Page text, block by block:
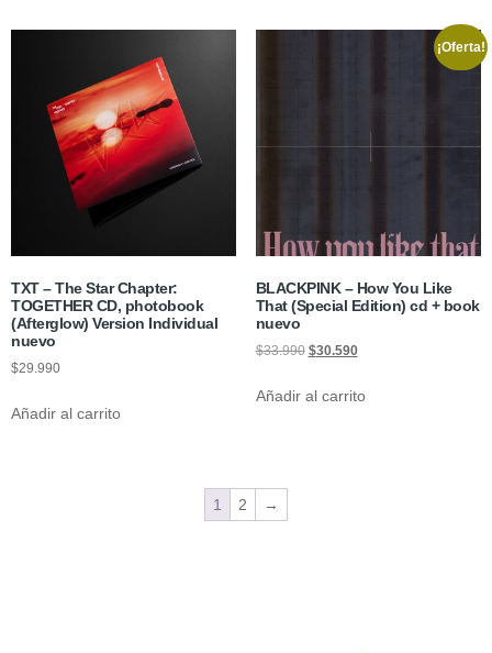
TXT – The Star Chapter:
TOGETHER CD, photobook
(Afterglow) Version Individual
nuevo
$29.990
Añadir al carrito
¡Oferta!
BLACKPINK – How You Like
That (Special Edition) cd + book
nuevo
$33.990 $30.590
Añadir al carrito
1 2 →